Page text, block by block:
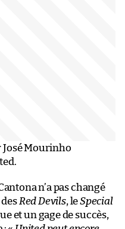
José Mourinho
n’a pas changé
Red Devils, leSpecial
et un gage de succès,